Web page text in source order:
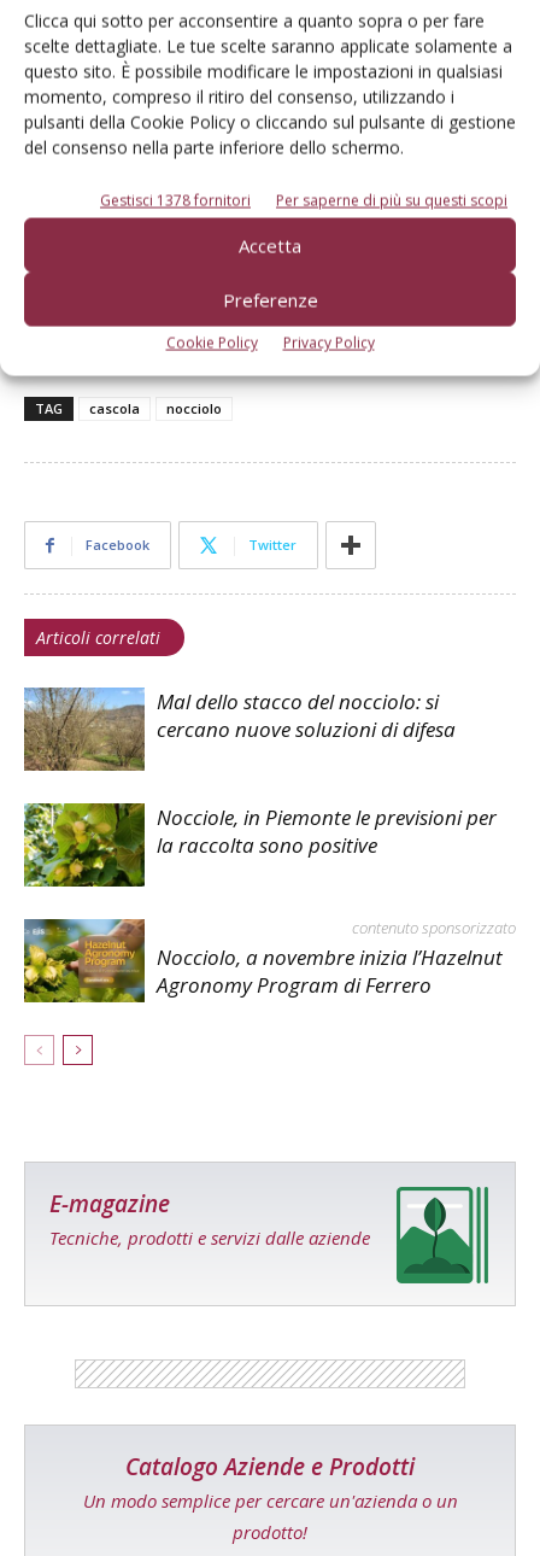
Clicca qui sotto per acconsentire a quanto sopra o per fare
scelte dettagliate. Le tue scelte saranno applicate solamente a
questo sito. È possibile modificare le impostazioni in qualsiasi
momento, compreso il ritiro del consenso, utilizzando i
pulsanti della Cookie Policy o cliccando sul pulsante di gestione
del consenso nella parte inferiore dello schermo.
Gestisci 1378 fornitori Per saperne di più su questi scopi
Accetta
Preferenze
Cookie Policy Privacy Policy
collocato sui bordi».
Nel caso di fondi datatile strategie d’intervento sono più
limitate: «Si potrebbe sostituire qualche pianta con gli
impollinatori. L’attecchimento dei nuovi astoni, tuttavia,
compattezza dei suoli, della maggiore competizione fra
apparati radicali e della poca luce disponibile: ragioni che
inducono a privilegiare posizionamenti, laddove possibile,
lungo i bordi e sulle capezzagne del noccioleto», conclude
Brigante.
TAG cascola nocciolo
Facebook Twitter
Articoli correlati
Mal dello stacco del nocciolo: si
cercano nuove soluzioni di difesa
Nocciole, in Piemonte le previsioni per
la raccolta sono positive
contenuto sponsorizzato
Nocciolo, a novembre inizia l’Hazelnut
Agronomy Program di Ferrero
E-magazine
Tecniche, prodotti e servizi dalle aziende
Catalogo Aziende e Prodotti
Un modo semplice per cercare un'azienda o un
prodotto!